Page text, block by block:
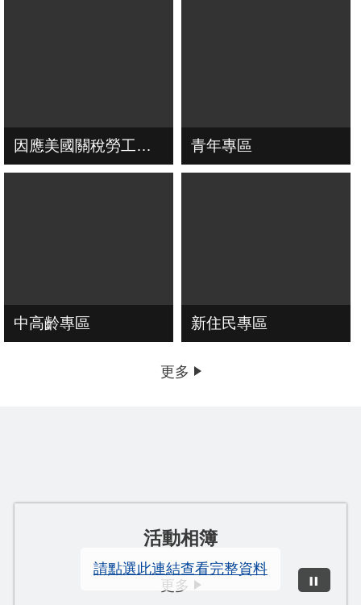
因應美國關稅勞工局協助方案 青年專區
中高齡專區 新住民專區
更多
活動相簿
更多
請點選此連結查看完整資料